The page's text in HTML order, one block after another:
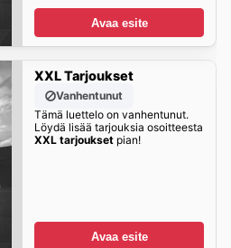
Avaa esite
XXL Tarjoukset
Vanhentunut
Tämä luettelo on vanhentunut.
Löydä lisää tarjouksia osoitteesta
XXL tarjouksetpian!
Avaa esite